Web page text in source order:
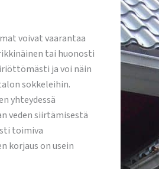
voivat vaarantaa
tai huonosti
ja voi näin
sokkeleihin.
yhteydessä
veden siirtämisestä
toimiva
korjaus on usein